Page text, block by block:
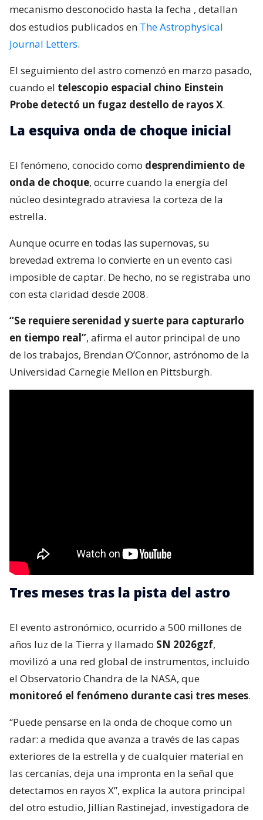
mecanismo desconocido hasta la fecha , detallan
dos estudios publicados en The Astrophysical
Journal Letters.
El seguimiento del astro comenzó en marzo pasado,
cuando el telescopio espacial chino Einstein
Probe detectó un fugaz destello de rayos X.
La esquiva onda de choque inicial
El fenómeno, conocido como desprendimiento de
onda de choque, ocurre cuando la energía del
núcleo desintegrado atraviesa la corteza de la
estrella.
Aunque ocurre en todas las supernovas, su
brevedad extrema lo convierte en un evento casi
imposible de captar. De hecho, no se registraba uno
con esta claridad desde 2008.
“Se requiere serenidad y suerte para capturarlo
en tiempo real”, afirma el autor principal de uno
de los trabajos, Brendan O’Connor, astrónomo de la
Universidad Carnegie Mellon en Pittsburgh.
Tres meses tras la pista del astro
El evento astronómico, ocurrido a 500 millones de
años luz de la Tierra y llamado SN 2026gzf,
movilizó a una red global de instrumentos, incluido
el Observatorio Chandra de la NASA, que
monitoreó el fenómeno durante casi tres meses.
“Puede pensarse en la onda de choque como un
radar: a medida que avanza a través de las capas
exteriores de la estrella y de cualquier material en
las cercanías, deja una impronta en la señal que
detectamos en rayos X”, explica la autora principal
del otro estudio, Jillian Rastinejad, investigadora de